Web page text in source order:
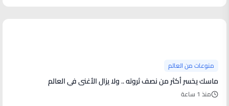
منوعات من العالم
ماسك يخسر أكثر من نصف ثروته .. ولا يزال الأغنى في العالم
منذ 1 ساعة